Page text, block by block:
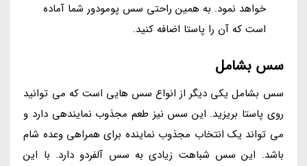
خواهد نمود. به همین راحتی سس پومودور شما آماده
است که آن را پاستا اضافه کنید.
سس بشامل
سس بشامل یکی دیگر از انواع سس هایی است که می توانید
روی پاستا بریزید. این سس نیز طعم مجذوب نمایندهی دارد و
می تواند یک انتخاب مجذوب نماینده برای همراهی وعده شام
باشد. این سس شباهت زیادی به سس آلفردو دارد. با این